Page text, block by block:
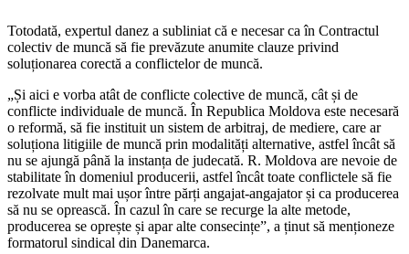
Totodată, expertul danez a subliniat că e necesar ca în Contractul
colectiv de muncă să fie prevăzute anumite clauze pri­vind
soluționarea corectă a conflictelor de muncă.
„Și aici e vorba atât de conflicte colecti­ve de muncă, cât și de
conflicte individuale de muncă. În Republica Moldova este nece­sară
o reformă, să fie instituit un sistem de arbitraj, de mediere, care ar
soluționa litigiile de muncă prin modalități alternative, astfel încât să
nu se ajungă până la instanța de ju­decată. R. Moldova are nevoie de
stabilita­te în domeniul producerii, astfel încât toate conflictele să fie
rezolvate mult mai ușor în­tre părți angajat-angajator și ca producerea
să nu se oprească. În cazul în care se recur­ge la alte metode,
producerea se oprește și apar alte consecințe”, a ținut să menționeze
formatorul sindical din Danemarca.